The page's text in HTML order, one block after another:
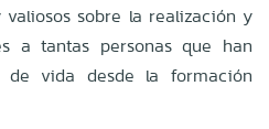
sobre la realización y
a tantas personas que han
de vida desde la formación